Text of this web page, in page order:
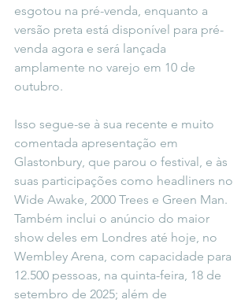
esgotou na pré-venda, enquanto a
versão preta está disponível para pré-
venda agora e será lançada
amplamente no varejo em 10 de
outubro.
Isso segue-se à sua recente e muito
comentada apresentação em
Glastonbury, que parou o festival, e às
suas participações como headliners no
Wide Awake, 2000 Trees e Green Man.
Também inclui o anúncio do maior
show deles em Londres até hoje, no
Wembley Arena, com capacidade para
12.500 pessoas, na quinta-feira, 18 de
setembro de 2025; além de